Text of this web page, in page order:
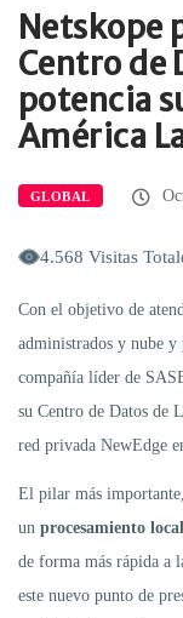
Netskope
Centro de
potencia
América
GLOBAL
4.568 Visitas
Con el objetivo de
administrados y nube y
compañía líder de
su Centro de Datos de
red privada NewEdge
El pilar más
un procesamiento local
de forma más rápida a
este nuevo punto de